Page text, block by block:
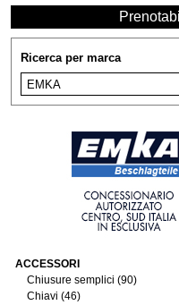
Ricerca per marca
ACCESSORI
Chiusure semplici (90)
Chiavi (46)